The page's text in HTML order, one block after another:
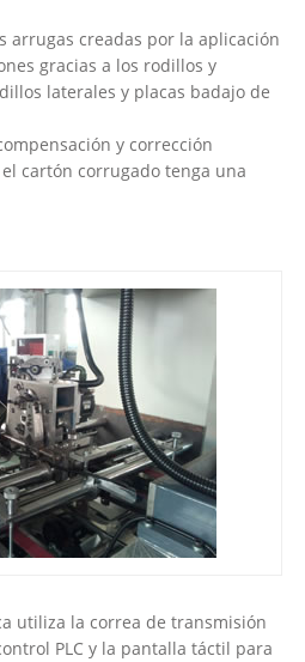
arrugas creadas por la aplicación
gracias a los rodillos y
laterales y placas badajo de
y corrección
cartón corrugado tenga una
utiliza la correa de transmisión
PLC y la pantalla táctil para